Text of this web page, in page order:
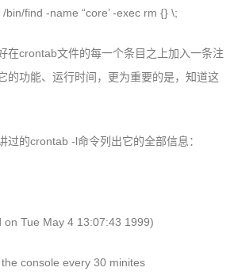
find -name “core’ -exec rm {} \;
在crontab文件的每一个条目之上加入一条注
的功能、运行时间，更为重要的是，知道这
过的crontab -l命令列出它的全部信息：
on Tue May 4 13:07:43 1999)
console every 30 minites